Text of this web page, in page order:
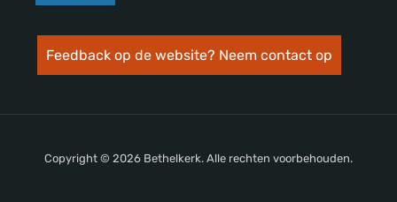
Feedback op de website? Neem contact op
Copyright © 2026 Bethelkerk. Alle rechten voorbehouden.